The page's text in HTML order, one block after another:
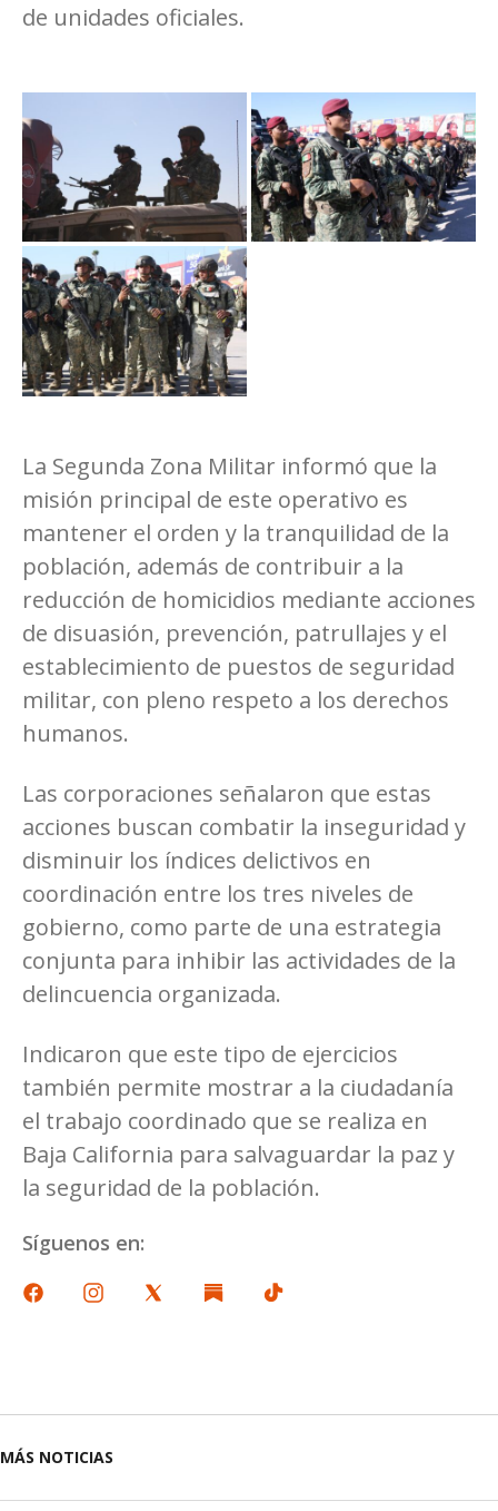
de unidades oficiales.
La Segunda Zona Militar informó que la
misión principal de este operativo es
mantener el orden y la tranquilidad de la
población, además de contribuir a la
reducción de homicidios mediante acciones
de disuasión, prevención, patrullajes y el
establecimiento de puestos de seguridad
militar, con pleno respeto a los derechos
humanos.
Las corporaciones señalaron que estas
acciones buscan combatir la inseguridad y
disminuir los índices delictivos en
coordinación entre los tres niveles de
gobierno, como parte de una estrategia
conjunta para inhibir las actividades de la
delincuencia organizada.
Indicaron que este tipo de ejercicios
también permite mostrar a la ciudadanía
el trabajo coordinado que se realiza en
Baja California para salvaguardar la paz y
la seguridad de la población.
Síguenos en:
MÁS NOTICIAS